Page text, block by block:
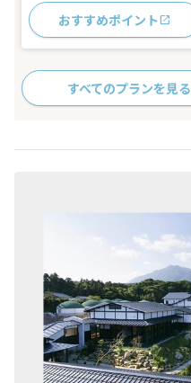
おすすめポイント
すべてのプランを見る